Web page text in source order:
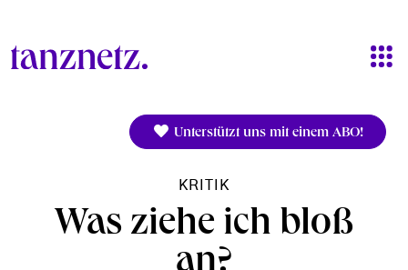
Unterstützt uns mit einem ABO!
KRITIK
Was ziehe ich bloß